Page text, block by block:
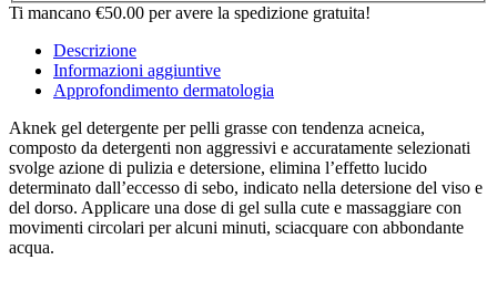
Ti mancano €50.00 per avere la spedizione gratuita!
Descrizione
Informazioni aggiuntive
Approfondimento dermatologia
Aknek gel detergente per pelli grasse con tendenza acneica,
composto da detergenti non aggressivi e accuratamente selezionati
svolge azione di pulizia e detersione, elimina l’effetto lucido
determinato dall’eccesso di sebo, indicato nella detersione del viso e
del dorso. Applicare una dose di gel sulla cute e massaggiare con
movimenti circolari per alcuni minuti, sciacquare con abbondante
acqua.